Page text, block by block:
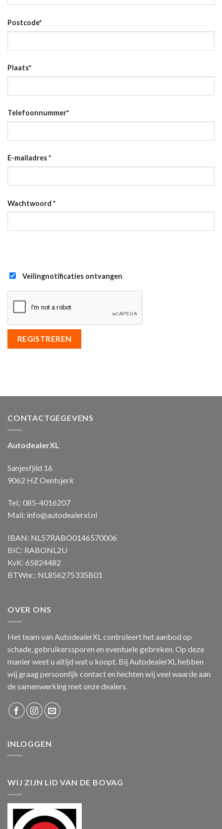
Postcode*
Plaats*
Telefoonnummer*
E-mailadres*
Wachtwoord *
Veilingnotificaties ontvangen
REGISTREREN
CONTACTGEGEVENS
AutodealerXL
Sanjesfjild 16
9062 HZ Oentsjerk
Tel.: 085-4016207
Mail: info@autodealerxl.nl
IBAN: NL57RABO0146570006
BIC: RABONL2U
KvK: 65824482
BTWnr.: NL856275335B01
OVER ONS
Het team van AutodealerXL controleert het aanbod op
schade, gebruikerssporen en eventuele gebreken. Op deze
manier weet u altijd wat u koopt. Bij AutodealerXL hebben
wij graag persoonlijk contact en hechten wij veel waarde aan
de samenwerking met onze dealers.
INLOGGEN
WIJ ZIJN LID VAN DE BOVAG